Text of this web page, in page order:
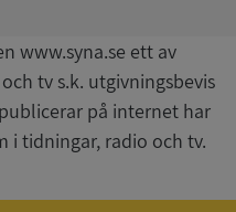
www.syna.se ett av
tv s.k. utgivningsbevis
på internet har
i tidningar, radio och tv.
de.syna.se